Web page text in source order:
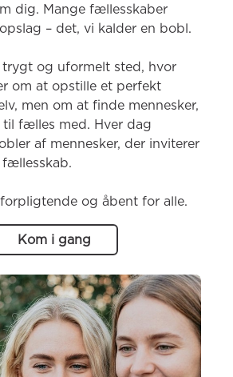
dig. Mange fællesskaber
– det, vi kalder en bobl.
og uformelt sted, hvor
om at opstille et perfekt
men om at finde mennesker,
til fælles med. Hver dag
af mennesker, der inviterer
og åbent for alle.
Kom i gang